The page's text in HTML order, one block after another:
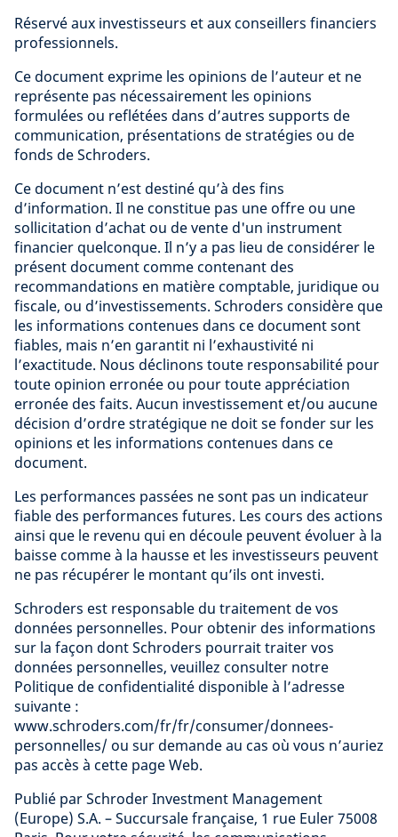
Réservé aux investisseurs et aux conseillers financiers
professionnels.
Ce document exprime les opinions de l’auteur et ne
représente pas nécessairement les opinions
formulées ou reflétées dans d’autres supports de
communication, présentations de stratégies ou de
fonds de Schroders.
Ce document n’est destiné qu’à des fins
d’information. Il ne constitue pas une offre ou une
sollicitation d’achat ou de vente d'un instrument
financier quelconque. Il n’y a pas lieu de considérer le
présent document comme contenant des
recommandations en matière comptable, juridique ou
fiscale, ou d’investissements. Schroders considère que
les informations contenues dans ce document sont
fiables, mais n’en garantit ni l’exhaustivité ni
l’exactitude. Nous déclinons toute responsabilité pour
toute opinion erronée ou pour toute appréciation
erronée des faits. Aucun investissement et/ou aucune
décision d’ordre stratégique ne doit se fonder sur les
opinions et les informations contenues dans ce
document.
Les performances passées ne sont pas un indicateur
fiable des performances futures. Les cours des actions
ainsi que le revenu qui en découle peuvent évoluer à la
baisse comme à la hausse et les investisseurs peuvent
ne pas récupérer le montant qu’ils ont investi.
Schroders est responsable du traitement de vos
données personnelles. Pour obtenir des informations
sur la façon dont Schroders pourrait traiter vos
données personnelles, veuillez consulter notre
Politique de confidentialité disponible à l’adresse
suivante :
www.schroders.com/fr/fr/consumer/donnees-
personnelles/ ou sur demande au cas où vous n’auriez
pas accès à cette page Web.
Publié par Schroder Investment Management
(Europe) S.A. – Succursale française, 1 rue Euler 75008